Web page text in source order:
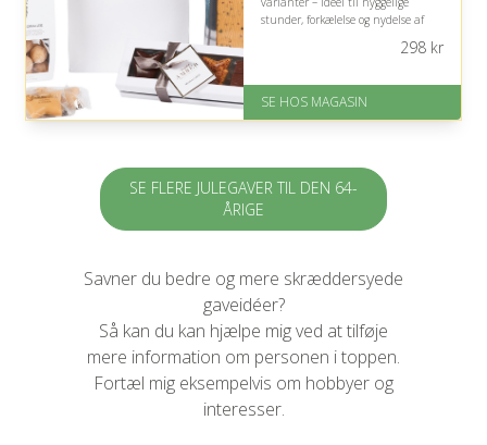
stunder, forkælelse og nydelse af
God Trustpilot rating på 4.1 ud
298kr
SE HOS MAGASIN
SE FLERE JULEGAVER TIL DEN 64-
ÅRIGE
Savner du bedre og mere skræddersyede
gaveidéer?
Så kan du kan hjælpe mig ved at tilføje
mere information om personen i toppen.
Fortæl mig eksempelvis om hobbyer og
interesser.